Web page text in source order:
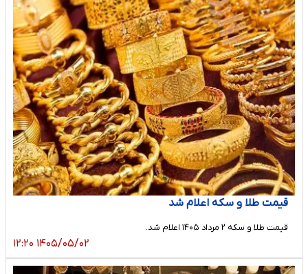
قیمت طلا و سکه اعلام شد
قیمت طلا و سکه ۲ مرداد ۱۴۰۵ اعلام شد.
۱۴۰۵/۰۵/۰۲ ۱۲:۲۰